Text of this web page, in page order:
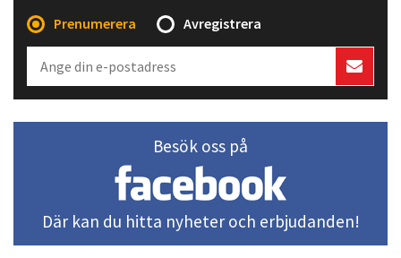
Prenumerera
Avregistrera
Besök oss på
Där kan du hitta nyheter och erbjudanden!